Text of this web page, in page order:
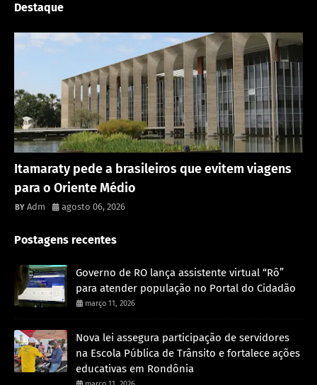
Destaque
Itamaraty pede a brasileiros que evitem viagens
para o Oriente Médio
Adm agosto 06, 2026
Postagens recentes
Governo de RO lança assistente virtual “Rô”
para atender população no Portal do Cidadão
março 11, 2026
Nova lei assegura participação de servidores
na Escola Pública de Trânsito e fortalece ações
educativas em Rondônia